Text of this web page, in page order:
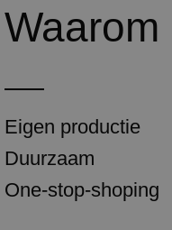
Waarom
Eigen productie
Duurzaam
One-stop-shoping